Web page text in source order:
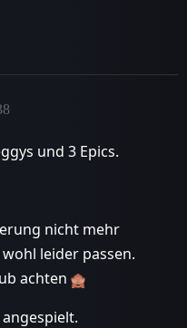
und 3 Epics.
nicht mehr
leider passen.
achten